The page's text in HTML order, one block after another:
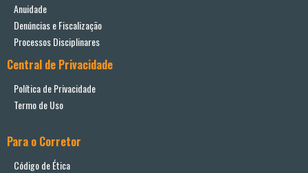
Anuidade
Denúncias e Fiscalização
Processos Disciplinares
Central de Privacidade
Política de Privacidade
Termo de Uso
Para o Corretor
Código de Ética